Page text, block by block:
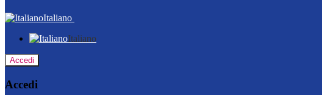
Italiano
Italiano
Accedi
Accedi